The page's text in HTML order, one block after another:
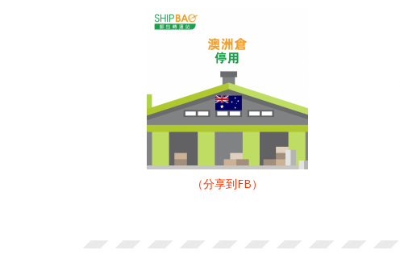
（分享到FB）